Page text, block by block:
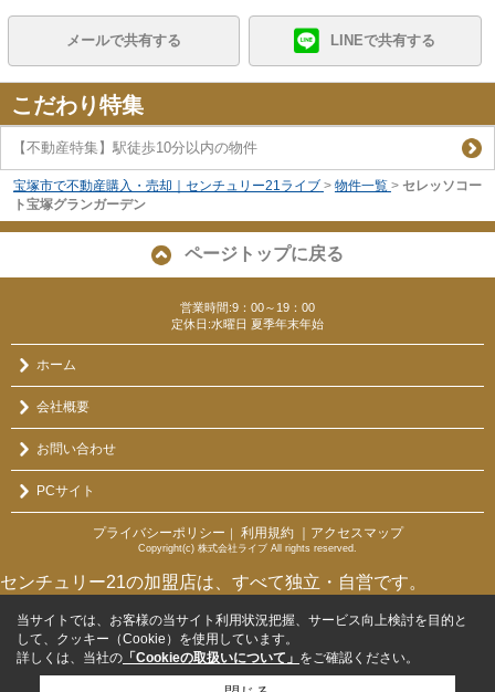
メールで共有する LINEで共有する
こだわり特集
【不動産特集】駅徒歩10分以内の物件
宝塚市で不動産購入・売却｜センチュリー21ライブ > 物件一覧 > セレッソコー
ト宝塚グランガーデン
ページトップに戻る
営業時間:9：00～19：00
定休日:水曜日 夏季年末年始
ホーム
会社概要
お問い合わせ
PCサイト
プライバシーポリシー 利用規約 ｜アクセスマップ
Copyright(c) 株式会社ライブ All rights reserved.
センチュリー21の加盟店は、すべて独立・自営です。
当サイトでは、お客様の当サイト利用状況把握、サービス向上検討を目的と
して、クッキー（Cookie）を使用しています。
詳しくは、当社の 「Cookieの取扱いについて」 をご確認ください。